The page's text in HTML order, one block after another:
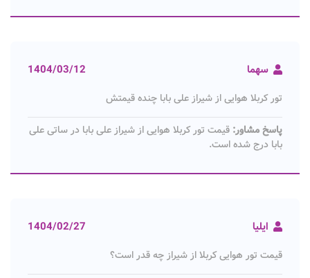
سهما 1404/03/12
تور کربلا هوایی از شیراز علی بابا چنده قیمتش
پاسخ مشاور: قیمت تور کربلا هوایی از شیراز علی بابا در ساتی علی
بابا درج شده است.
ایلیا 1404/02/27
قیمت تور هوایی کربلا از شیراز چه قدر است؟